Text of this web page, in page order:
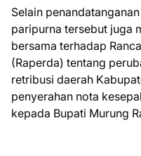
Selain
paripurna tersebut juga
bersama terhadap
(Raperda) tentang
retribusi daerah
penyerahan nota
kepada Bupati Murung